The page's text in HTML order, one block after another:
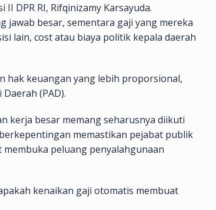
DPR RI, Rifqinizamy Karsayuda.
jawab besar, sementara gaji yang mereka
lain, cost atau biaya politik kepala daerah
hak keuangan yang lebih proporsional,
(PAD).
kerja besar memang seharusnya diikuti
memastikan pejabat publik
peluang penyalahgunaan
kenaikan gaji otomatis membuat